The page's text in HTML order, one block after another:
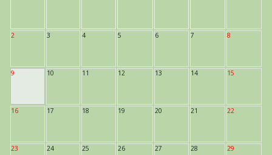
2 3 4 5 6 7 8
9 10 11 12 13 14 15
16 17 18 19 20 21 22
23 24 25 26 27 28 29